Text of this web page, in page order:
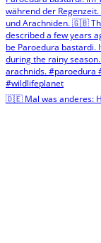
🇩🇪 Mal was anderes: